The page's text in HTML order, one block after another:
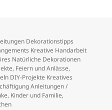
Dekorationstipps
Kreative Handarbeit
Natürliche Dekorationen
, Feiern und Anlässe,
DIY-Projekte Kreatives
Anleitungen /
, Kinder und Familie,